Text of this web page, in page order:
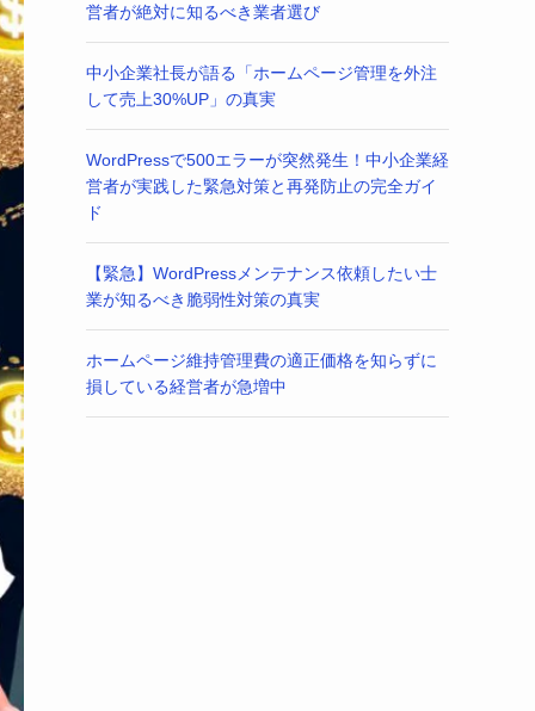
営者が絶対に知るべき業者選び
中小企業社長が語る「ホームページ管理を外注
して売上30%UP」の真実
WordPressで500エラーが突然発生！中小企業経
営者が実践した緊急対策と再発防止の完全ガイ
ド
【緊急】WordPressメンテナンス依頼したい士
業が知るべき脆弱性対策の真実
ホームページ維持管理費の適正価格を知らずに
損している経営者が急増中